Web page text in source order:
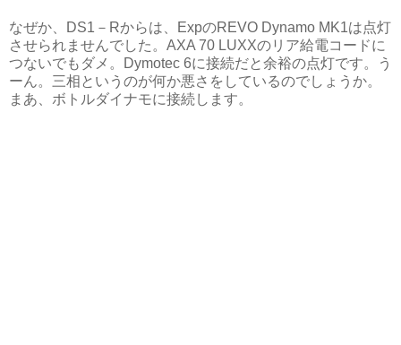
なぜか、DS1－Rからは、ExpのREVO Dynamo MK1は点灯
させられませんでした。AXA 70 LUXXのリア給電コードに
つないでもダメ。Dymotec 6に接続だと余裕の点灯です。う
ーん。三相というのが何か悪さをしているのでしょうか。
まあ、ボトルダイナモに接続します。